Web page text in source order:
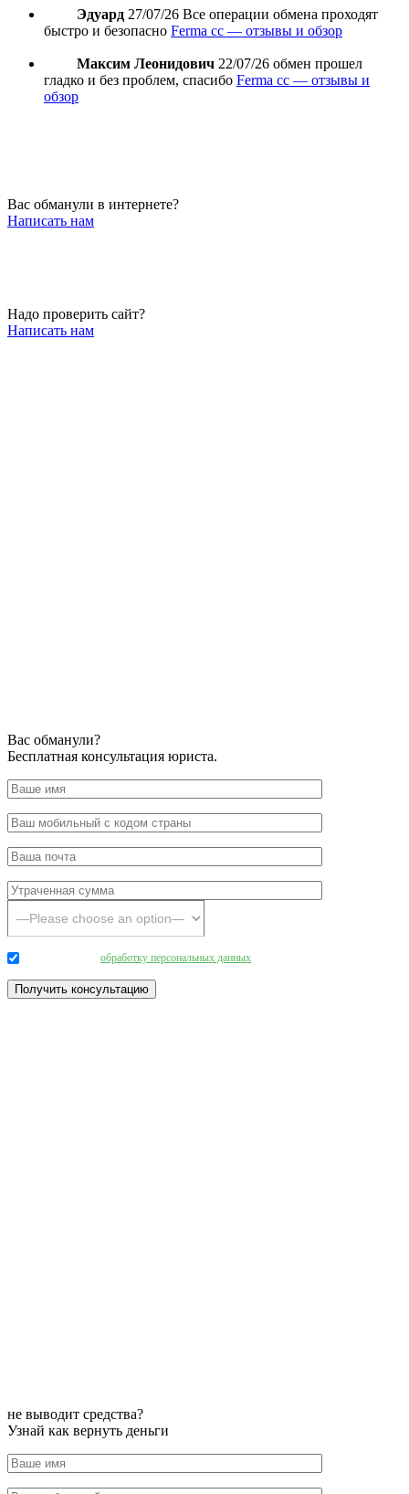
Эдуард 27/07/26 Все операции обмена проходят
быстро и безопасно Ferma cc — отзывы и обзор
Максим Леонидович 22/07/26 обмен прошел
гладко и без проблем, спасибо Ferma cc — отзывы и
обзор
Вас обманули в интернете?
Написать нам
Надо проверить сайт?
Написать нам
Вас обманули?
Бесплатная консультация юриста.
обработку персональных данных
не выводит средства?
Узнай как вернуть деньги